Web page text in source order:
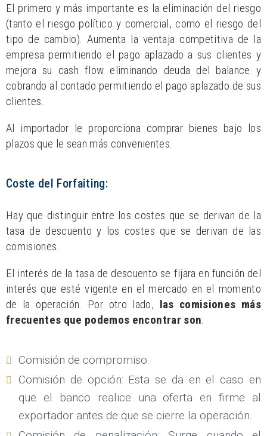
El primero y más importante es la eliminación del riesgo
(tanto el riesgo político y comercial, como el riesgo del
tipo de cambio). Aumenta la ventaja competitiva de la
empresa permitiendo el pago aplazado a sus clientes y
mejora su cash flow eliminando deuda del balance y
cobrando al contado permitiendo el pago aplazado de sus
clientes.
Al importador le proporciona comprar bienes bajo los
plazos que le sean más convenientes.
Coste del Forfaiting:
Hay que distinguir entre los costes que se derivan de la
tasa de descuento y los costes que se derivan de las
comisiones.
El interés de la tasa de descuento se fijara en función del
interés que esté vigente en el mercado en el momento
de la operación. Por otro lado, las comisiones más
frecuentes que podemos encontrar son:
Comisión de compromiso.
Comisión de opción: Esta se da en el caso en
que el banco realice una oferta en firme al
exportador antes de que se cierre la operación.